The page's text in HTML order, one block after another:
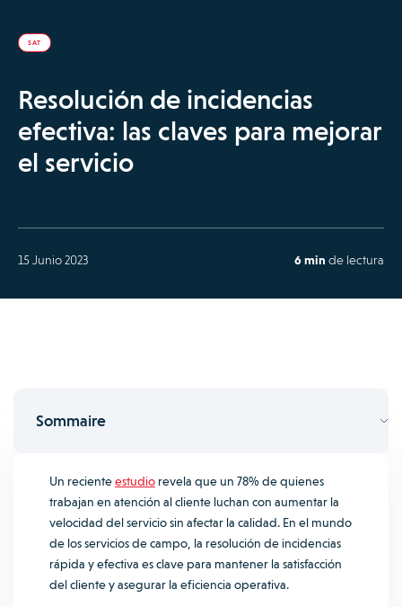
SAT
Resolución de incidencias
efectiva: las claves para mejorar
el servicio
15 Junio 2023 6 min de lectura
Sommaire
Un recienteestudio revela que un 78% de quienes
trabajan en atención al cliente luchan con aumentar la
velocidad del servicio sin afectar la calidad. En el mundo
de los servicios de campo, la resolución de incidencias
rápida y efectiva es clave para mantener la satisfacción
del cliente y asegurar la eficiencia operativa.